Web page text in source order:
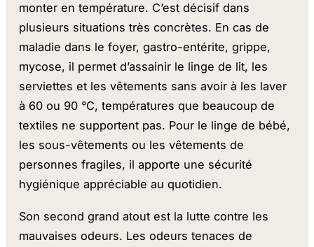
monter en température. C’est décisif dans
plusieurs situations très concrètes. En cas de
maladie dans le foyer, gastro-entérite, grippe,
mycose, il permet d’assainir le linge de lit, les
serviettes et les vêtements sans avoir à les laver
à 60 ou 90 °C, températures que beaucoup de
textiles ne supportent pas. Pour le linge de bébé,
les sous-vêtements ou les vêtements de
personnes fragiles, il apporte une sécurité
hygiénique appréciable au quotidien.
Son second grand atout est la lutte contre les
mauvaises odeurs. Les odeurs tenaces de